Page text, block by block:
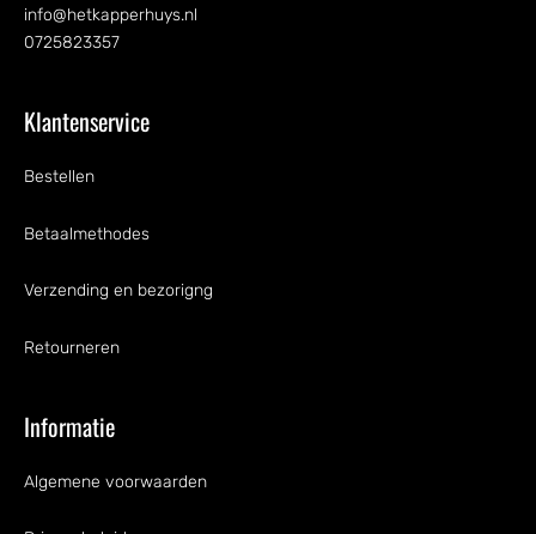
info@hetkapperhuys.nl
0725823357
Klantenservice
Bestellen
Betaalmethodes
Verzending en bezorigng
Retourneren
Informatie
Algemene voorwaarden